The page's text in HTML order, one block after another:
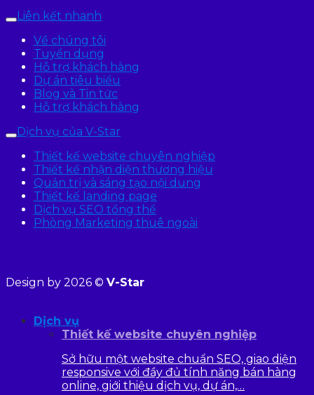
Liên kết nhanh
Về chúng tôi
Tuyển dụng
Hỗ trợ khách hàng
Dự án tiêu biểu
Blog và Tin tức
Hỗ trợ khách hàng
Dịch vụ của V-Star
Thiết kế website chuyên nghiệp
Thiết kế nhận diện thương hiệu
Quản trị và sáng tạo nội dung
Thiết kế landing page
Dịch vụ SEO tổng thể
Phòng Marketing thuê ngoài
Design by 2026 © V-Star
Dịch vụ
Thiết kế website chuyên nghiệp
Sở hữu một website chuẩn SEO, giao diện
responsive với đầy đủ tính năng bán hàng
online, giới thiệu dịch vụ, dự án,…